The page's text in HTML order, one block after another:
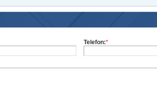
Telefon:*